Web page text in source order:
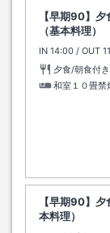
【早期90】
（基本料理）
IN チェックイン
14:00 / OUT
夕食/朝食付き
和室１０畳禁
【早期90】
本料理）